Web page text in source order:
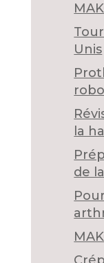
Unis
la
de